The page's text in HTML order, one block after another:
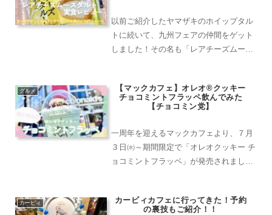
以前ご紹介したヤマザキのホイップタル
トに続いて、九州フェアの仲間をゲット
しました！その名も「レアチーズムース
っそく実食レポートをお届けします！ヽ
(≧▽≦)ﾉ熊本県産晩...
グルメ
【マックカフェ】オレオ®クッキー
チョコミントフラッペ飲んでみた
【チョコミン党】
一周年を迎えるマックカフェより、７月
３日㈬～期間限定で「オレオクッキー チ
ョコミントフラッペ」が発売されまし
オ®クッキーが合わさったドリンクベー
カービィ
カービィカフェに行ってきた！予約
の裏技もご紹介！！